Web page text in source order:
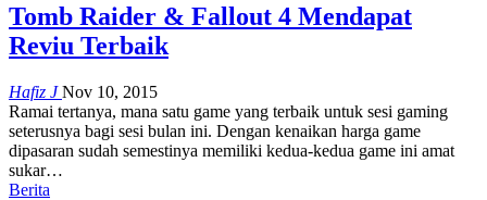
Tomb Raider & Fallout 4 Mendapat
Reviu Terbaik
Hafiz JNov 10, 2015
Ramai tertanya, mana satu game yang terbaik untuk sesi gaming
seterusnya bagi sesi bulan ini. Dengan kenaikan harga game
dipasaran sudah semestinya memiliki kedua-kedua game ini amat
sukar…
Berita